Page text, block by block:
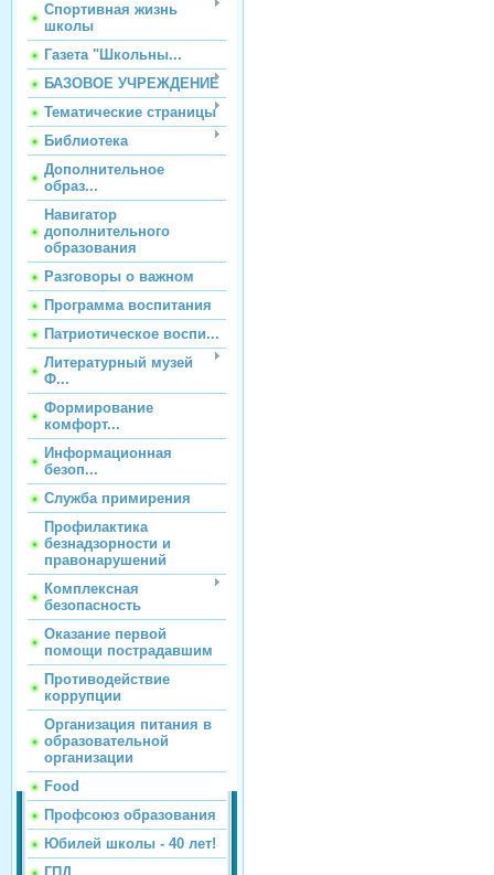
Спортивная жизнь
школы
Газета "Школьны...
БАЗОВОЕ УЧРЕЖДЕНИЕ
Тематические страницы
Библиотека
Дополнительное
образ...
Навигатор
дополнительного
образования
Разговоры о важном
Программа воспитания
Патриотическое воспи...
Литературный музей
Ф...
Формирование
комфорт...
Информационная
безоп...
Служба примирения
Профилактика
безнадзорности и
правонарушений
Комплексная
безопасность
Оказание первой
помощи пострадавшим
Противодействие
коррупции
Организация питания в
образовательной
организации
Food
Профсоюз образования
Юбилей школы - 40 лет!